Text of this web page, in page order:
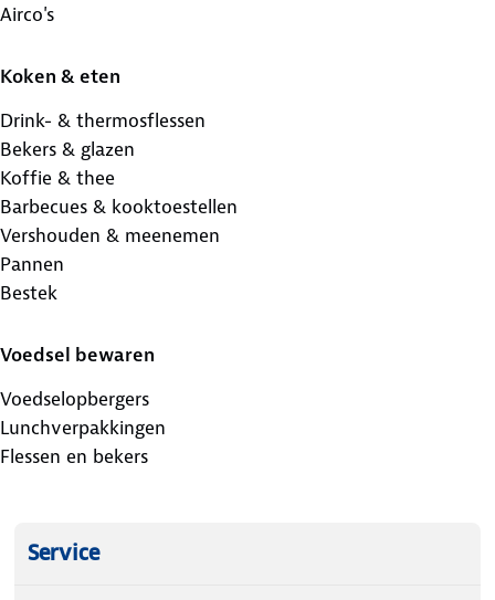
Airco's
Koken & eten
Drink- & thermosflessen
Bekers & glazen
Koffie & thee
Barbecues & kooktoestellen
Vershouden & meenemen
Pannen
Bestek
Voedsel bewaren
Voedselopbergers
Lunchverpakkingen
Flessen en bekers
Service